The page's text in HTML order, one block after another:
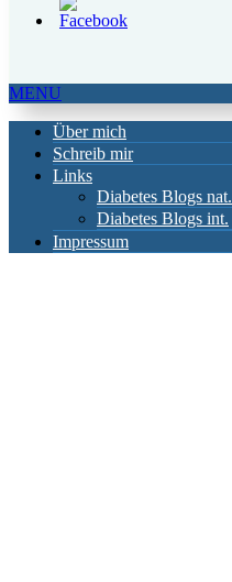
MENU
Über mich
Schreib mir
Links
Diabetes Blogs nat.
Diabetes Blogs int.
Impressum